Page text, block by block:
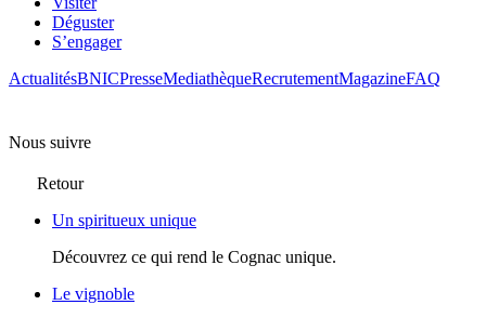
Déguster
S’engager
ActualitésBNICPresseMediathèqueRecrutementMagazineFAQ
Nous suivre
Retour
Un spiritueux unique
Découvrez ce qui rend le Cognac unique.
Le vignoble